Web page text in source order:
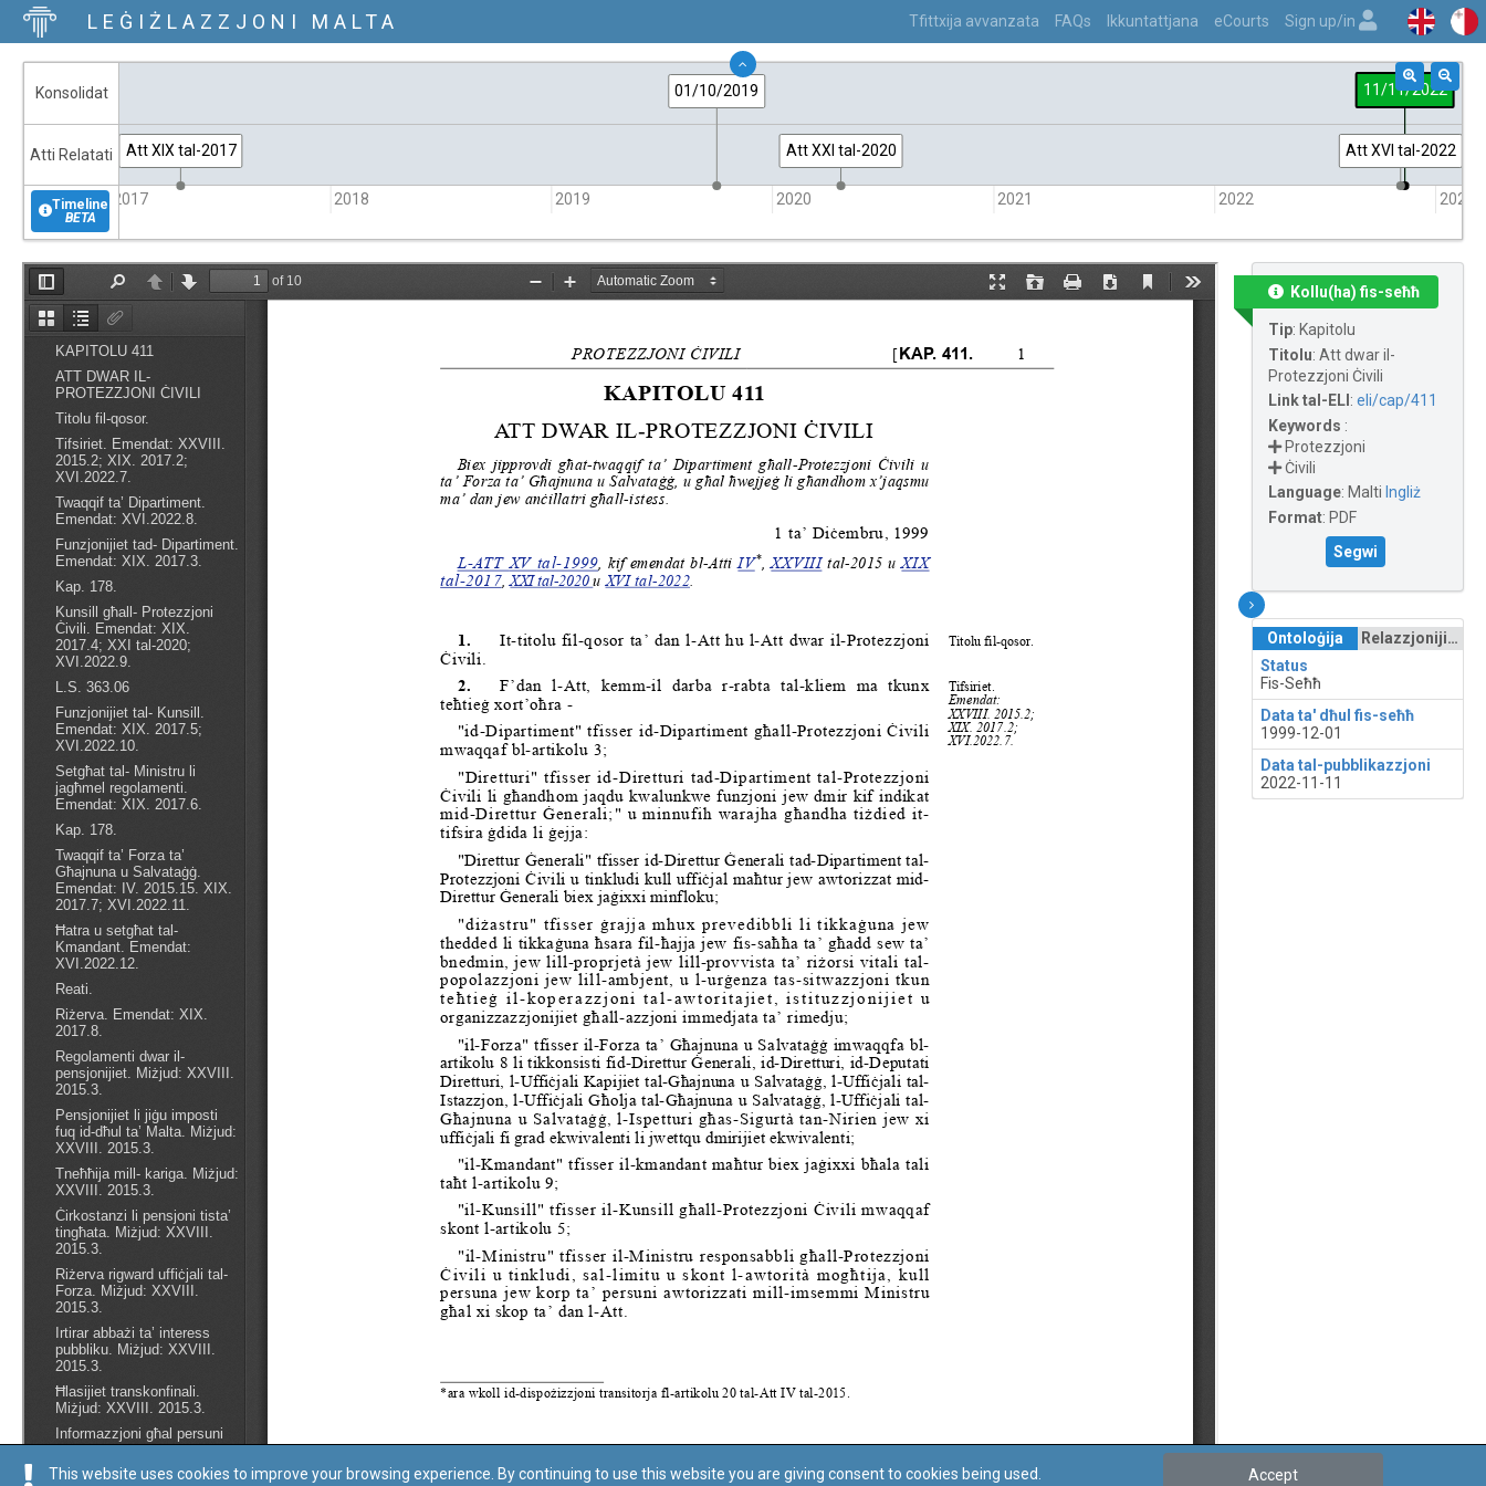
LEĠIŻLAZZJONI MALTA Tfittxija avvanzata FAQs Ikkuntattjana eCourts Sign up/in
Timeline
BETA
01/10/2019 11/11/2022
Att XIX tal-2017 Att XXI tal-2020 Att XVI tal-2022
Konsolidat
Atti Relatati
2017 2018 2019 2020 2021 2022 2023
Kollu(ha) fis-seħħ
Tip: Kapitolu
Titolu: Att dwar il-
Protezzjoni Ċivili
Link tal-ELI : eli/cap/411
Keywords :
Protezzjoni
Ċivili
Language: Malti Ingliż
Format: PDF
Segwi
Ontoloġija
Relazzjonijiet
Status
Fis-Seħħ
Data ta' dħul fis-seħħ
1999-12-01
Data tal-pubblikazzjoni
2022-11-11
This website uses cookies to improve your browsing experience. By continuing to use this website you are giving consent to cookies being used. Accept